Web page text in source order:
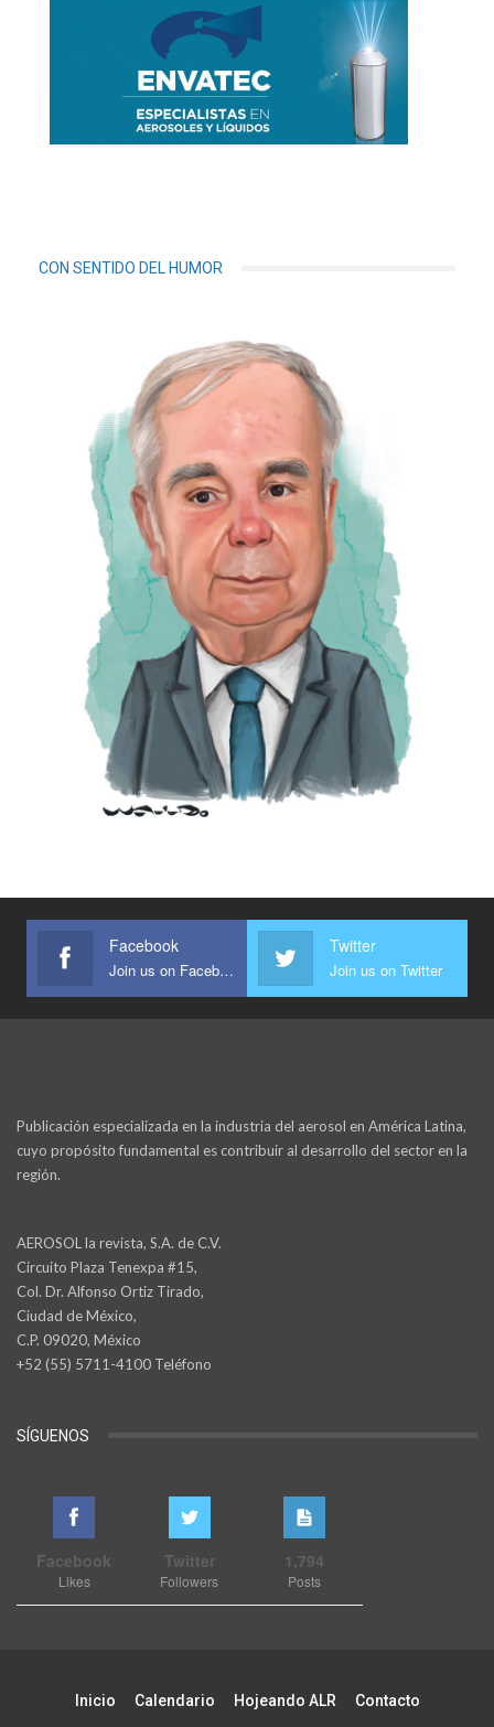
CON SENTIDO DEL HUMOR
Facebook
Join us on Facebook
Twitter
Join us on Twitter
Publicación especializada en la industria del aerosol en América Latina,
cuyo propósito fundamental es contribuir al desarrollo del sector en la
región.
AEROSOL la revista, S.A. de C.V.
Circuito Plaza Tenexpa #15,
Col. Dr. Alfonso Ortiz Tirado,
Ciudad de México,
C.P. 09020, México
+52 (55) 5711-4100 Teléfono
SÍGUENOS
Facebook
Likes
Twitter
Followers
1,794
Posts
Inicio Calendario Hojeando ALR Contacto